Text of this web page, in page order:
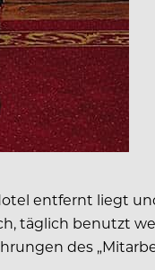
entfernt liegt
täglich benutzt
des